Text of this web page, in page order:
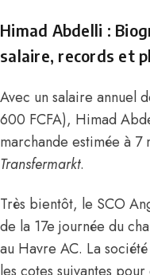
Himad Abdelli :
salaire, records et
Avec un salaire annuel
600 FCFA), Himad
marchande estimée à 7
Transfermarkt.
Très bientôt, le SCO
de la 17e journée du
au Havre AC. La